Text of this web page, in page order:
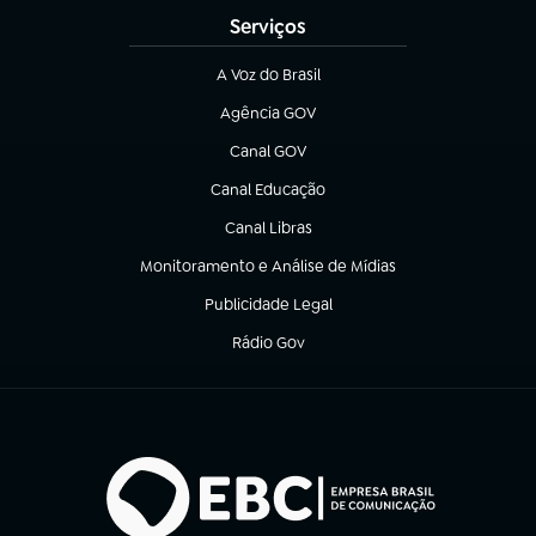
Serviços
A Voz do Brasil
(abre em nova aba)
Agência GOV
(abre em nova aba)
Canal GOV
(abre em nova aba)
Canal Educação
(abre em nova aba)
Canal Libras
(abre em nova aba)
Monitoramento e Análise de Mídias
(abre em nova aba)
Publicidade Legal
(abre em nova aba)
Rádio Gov
(abre em nova aba)